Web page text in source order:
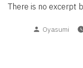
There is no excerpt
Posted
Oyasumi